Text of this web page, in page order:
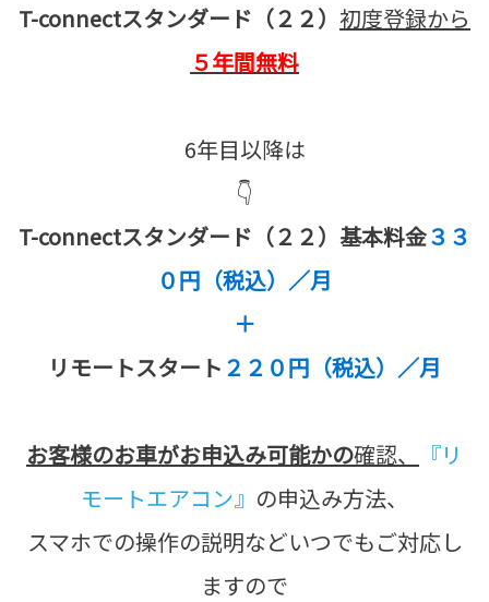
T-connectスタンダード（２２） 初度登録から
５年間無料
6年目以降は
👇
T-connectスタンダード（２２）基本料金３３
０円（税込）／月
＋
リモートスタート ２２０円（税込）／月
お客様のお車がお申込み可能かの確認、
『リ
モートエアコン』 の申込み方法、
スマホでの操作の説明などいつでもご対応し
ますので